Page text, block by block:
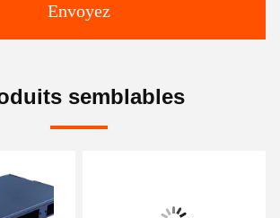
Envoyez
semblables